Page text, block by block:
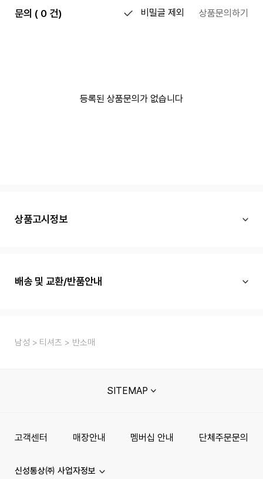
문의 ( 0 건) 비밀글 제외 상품문의하기
등록된 상품문의가 없습니다
상품고시정보
배송 및 교환/반품안내
남성 티셔츠 반소매
SITEMAP
고객센터 매장안내 멤버십 안내 단체주문문의
신성통상㈜ 사업자정보